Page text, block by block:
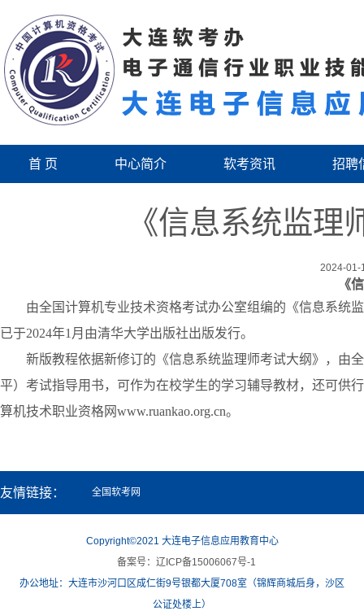
首 页 中心简介 软考资讯 招聘
《信息系统监
2024-01-
《
由全国计算机专业技术资格考试办公室组编的《信息系统
已于2024年1 月由清华大学出版社出版发行。
新版教程依据新修订的《信息系统监理师考试大纲》，由
平）考试指导用书，可作为在校学生的学习辅导教材，还可供
算机技术职业资格网www.ruankao.org.cn。
友情链接： 全国软考网
Copyright©2021 大连电子信息应用教育中心
备案号：辽ICP备15006067号-1
办公地址：大连市沙河口区成仁街9号银都大厦708室（锦辉商城后身，沙区
公证处楼上）